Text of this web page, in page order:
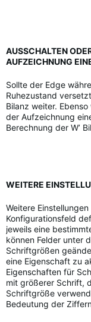
AUSSCHALTEN
AUFZEICHNUNG
Sollte der Edge
Ruhezustand
Bilanz weiter.
der Aufzeichnung
Berechnung der W’
WEITERE
Weitere
Konfigurationsfeld
jeweils eine
können Felder unter
Schriftgrößen
eine Eigenschaft zu
Eigenschaften für
mit größerer Schrift,
Schriftgröße
Bedeutung der